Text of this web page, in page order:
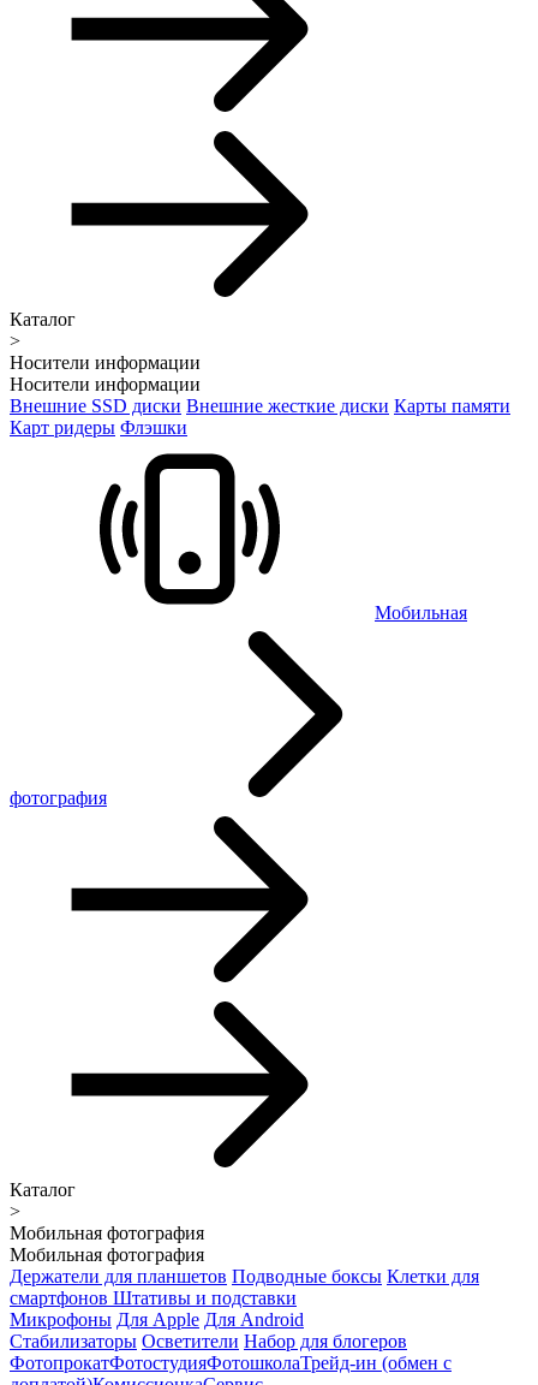
Каталог
>
Носители информации
Носители информации
Внешние SSD диски Внешние жесткие диски Карты памяти
Карт ридеры Флэшки
Мобильная
фотография
Каталог
>
Мобильная фотография
Мобильная фотография
Держатели для планшетов Подводные боксы Клетки для
смартфонов Штативы и подставки
Микрофоны Для Apple Для Android
Стабилизаторы Осветители Набор для блогеров
ФотопрокатФотостудияФотошколаТрейд-ин (обмен с